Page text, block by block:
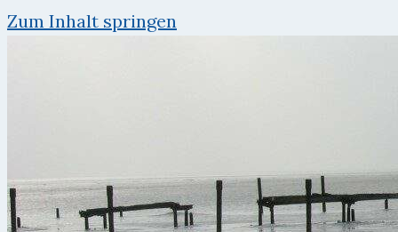
Zum Inhalt springen